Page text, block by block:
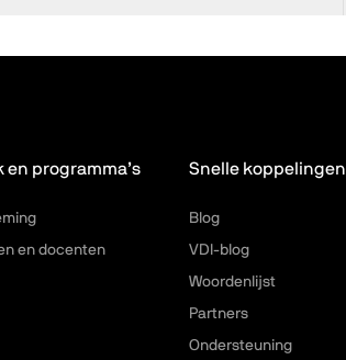
en programma’s
en docenten
Snelle koppelingen
Blog
VDI-blog
Woordenlijst
Partners
Ondersteuning